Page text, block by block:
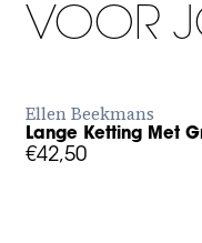
VOOR
in to add Lange
Ellen Beekmans
Lange Ketting Met
€42,50